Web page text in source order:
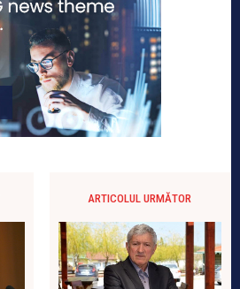
ARTICOLUL URMĂTOR